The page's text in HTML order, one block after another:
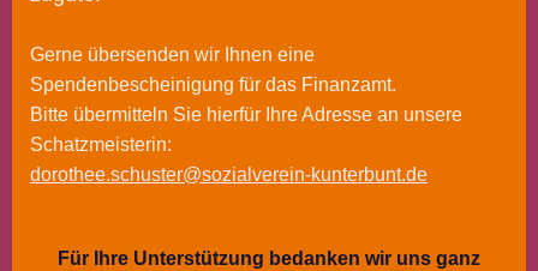
Gerne übersenden wir Ihnen eine
Spendenbescheinigung für das Finanzamt.
Bitte übermitteln Sie hierfür Ihre Adresse an unsere
Schatzmeisterin:
dorothee.schuster@sozialverein-kunterbunt.de
Für Ihre Unterstützung bedanken wir uns ganz